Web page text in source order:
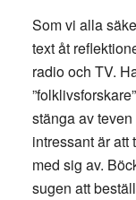
Som vi alla
text åt
radio och TV.
stänga av
intressant är
med sig av.
sugen att